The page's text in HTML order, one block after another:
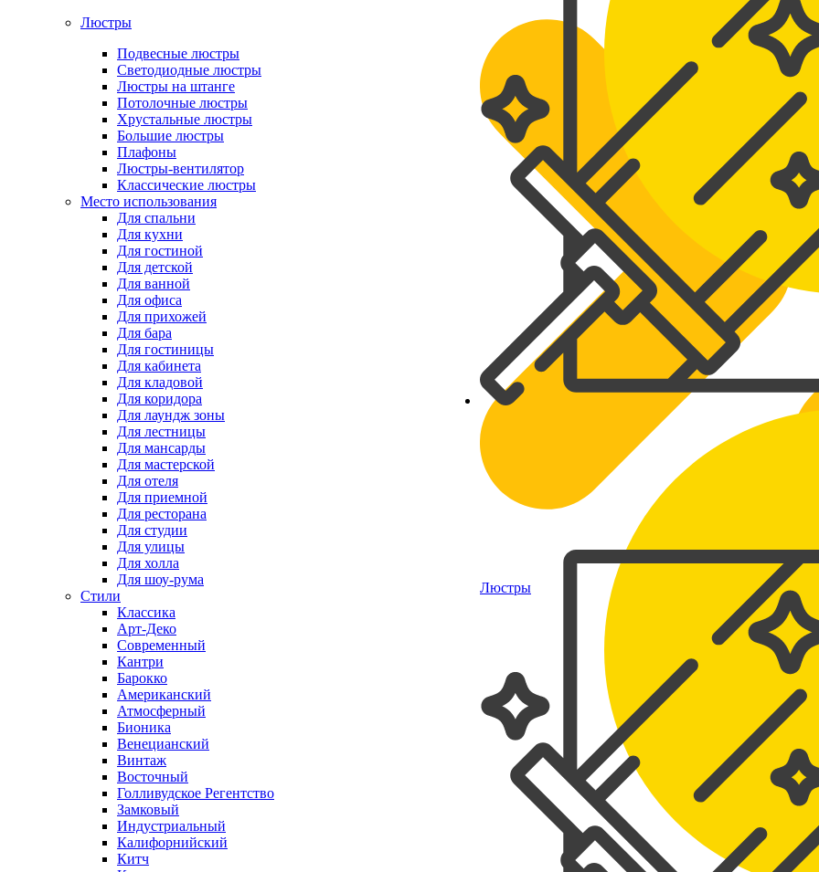
Люстры
Люстры
Подвесные люстры
Светодиодные люстры
Люстры на штанге
Потолочные люстры
Хрустальные люстры
Большие люстры
Плафоны
Люстры-вентилятор
Классические люстры
Место использования
Для спальни
Для кухни
Для гостиной
Для детской
Для ванной
Для офиса
Для прихожей
Для бара
Для гостиницы
Для кабинета
Для кладовой
Для коридора
Для лаундж зоны
Для лестницы
Для мансарды
Для мастерской
Для отеля
Для приемной
Для ресторана
Для студии
Для улицы
Для холла
Для шоу-рума
Стили
Классика
Арт-Деко
Современный
Кантри
Барокко
Американский
Атмосферный
Бионика
Венецианский
Винтаж
Восточный
Голливудское Регентство
Замковый
Индустриальный
Калифорнийский
Китч